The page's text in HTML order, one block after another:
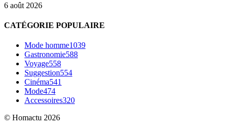
6 août 2026
CATÉGORIE POPULAIRE
Mode homme1039
Gastronomie588
Voyage558
Suggestion554
Cinéma541
Mode474
Accessoires320
© Homactu 2026